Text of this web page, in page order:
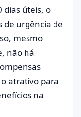
dias úteis, o
de urgência de
mesmo
não há
atrativo para
na